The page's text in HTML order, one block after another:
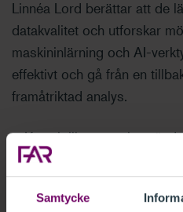
Samtycke
Linnéa Lord berättar att de
datakvalitet och utforskar
maskininlärning och AI-
effektivt och gå från en
framåtriktad analys.
– Kan vi till exempel
data från våra
miljöcertifieringar, och på
fastigheter? Vi vill minska